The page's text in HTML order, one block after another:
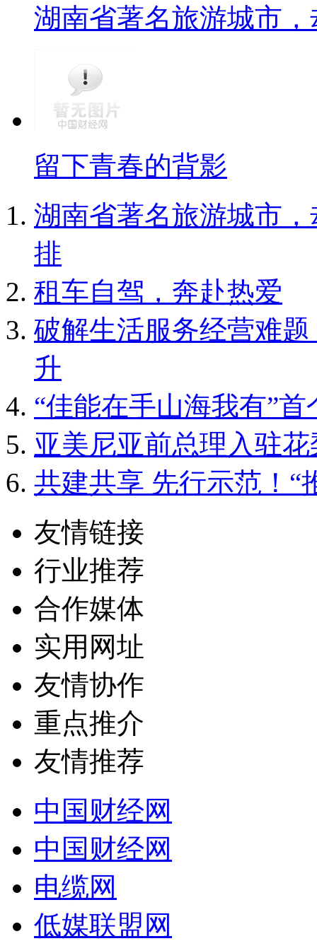
湖南省著名旅游城市
留下青春的背影
湖南省著名旅游城市
排
租车自驾，奔赴热爱
破解生活服务经营难
升
“佳能在手山海我有”
亚美尼亚前总理入驻
共建共享 先行示范！“
友情链接
行业推荐
合作媒体
实用网址
友情协作
重点推介
友情推荐
中国财经网
中国财经网
电缆网
低媒联盟网